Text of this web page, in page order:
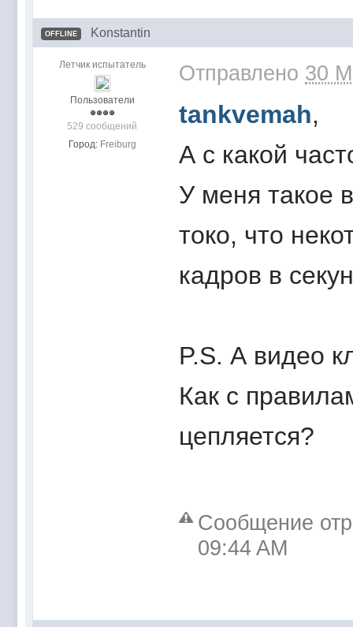
OFFLINE Konstantin
Летчик испытатель
Пользователи
529 сообщений
Город: Freiburg
Отправлено 30
tankvemah,
А с какой
У меня такое
токо, что
кадров в
P.S. А видео
Как с
цепляется?
Сообщение
09:44 AM